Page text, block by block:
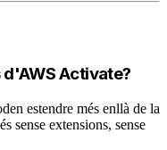
Activate?
estendre més enllà de la
sense extensions, sense